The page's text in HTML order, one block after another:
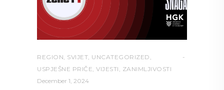
REGION SVIJET UNCATEGORIZED
USPJEŠNE PRIČE VIJESTI
ZANIMLJIVOSTI
December 1, 2024